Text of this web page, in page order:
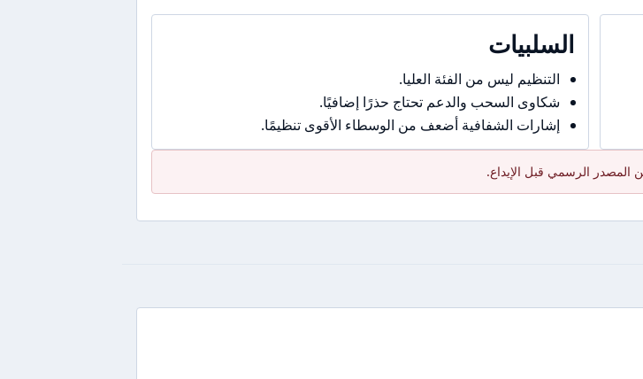
السلبيات
التنظيم ليس من الفئة العليا.
شكاوى السحب والدعم تحتاج حذرًا إضافيًا.
إشارات الشفافية أضعف من الوسطاء الأقوى تنظيمًا.
المصدر الرسمي قبل الإيداع.